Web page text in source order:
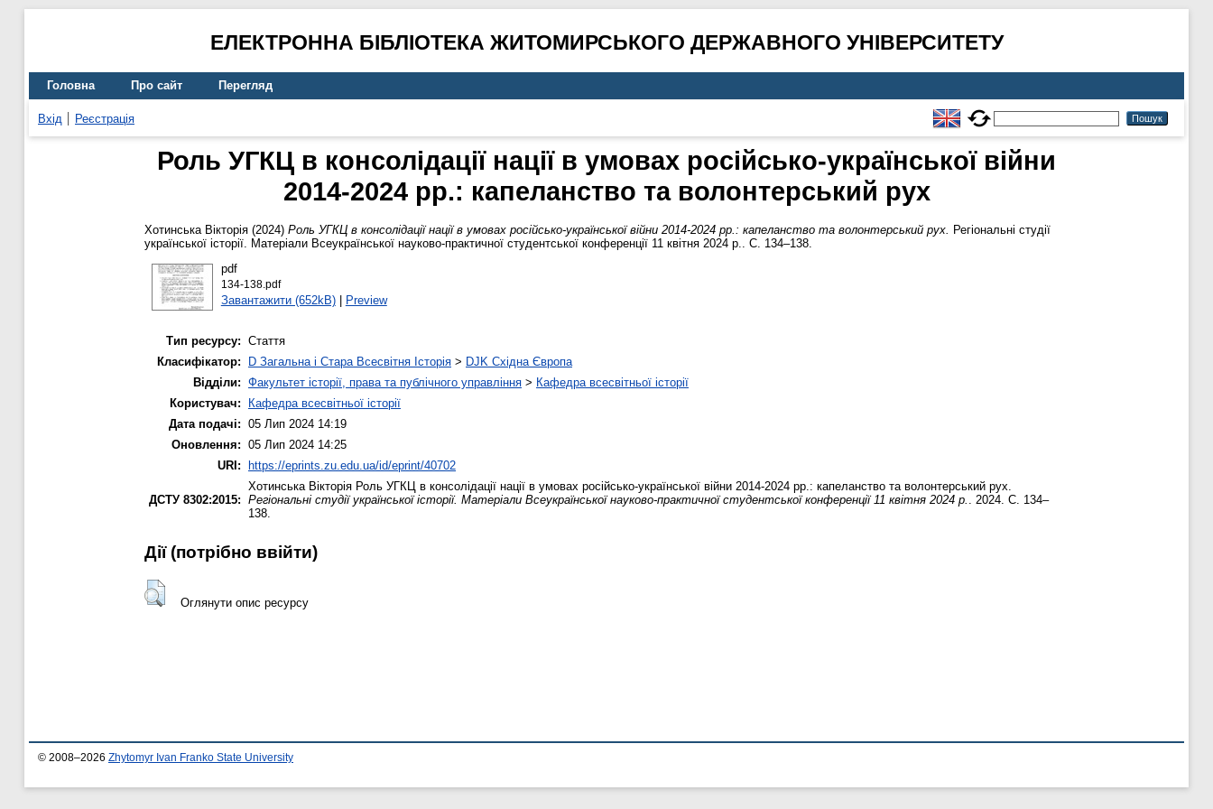
ЕЛЕКТРОННА БІБЛІОТЕКА ЖИТОМИРСЬКОГО ДЕРЖАВНОГО УНІВЕРСИТЕТУ
Головна Про сайт Перегляд
Вхід Реєстрація
Роль УГКЦ в консолідації нації в умовах російсько-української війни
2014-2024 рр.: капеланство та волонтерський рух
Хотинська Вікторія (2024) Роль УГКЦ в консолідації нації в умовах російсько-української війни 2014-2024 рр.: капеланство та волонтерський рух. Регіональні студії
української історії. Матеріали Всеукраїнської науково-практичної студентської конференції 11 квітня 2024 р.. С. 134–138.
pdf
134-138.pdf
Завантажити (652kB)| Preview
Тип ресурсу: Стаття
Класифікатор:
D Загальна і Стара Всесвітня Історія > DJK Східна Європа
Відділи: Факультет історії, права та публічного управління > Кафедра всесвітньої історії
Користувач:
Кафедра всесвітньої історії
Дата подачі: 05 Лип 2024 14:19
Оновлення: 05 Лип 2024 14:25
URI:
https://eprints.zu.edu.ua/id/eprint/40702
ДСТУ 8302:2015:
Хотинська Вікторія Роль УГКЦ в консолідації нації в умовах російсько-української війни 2014-2024 рр.: капеланство та волонтерський рух.
Регіональні студії української історії. Матеріали Всеукраїнської науково-практичної студентської конференції 11 квітня 2024 р. . 2024. С. 134–
138.
Дії ​​(потрібно ввійти)
Оглянути опис ресурсу
© 2008–2026 Zhytomyr Ivan Franko State University